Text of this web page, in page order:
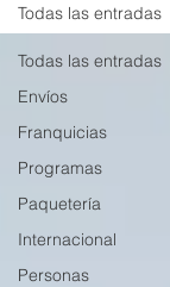
Todas las entradas
Envíos
Franquicias
Programas
Paquetería
Internacional
Personas
Todas las entradas